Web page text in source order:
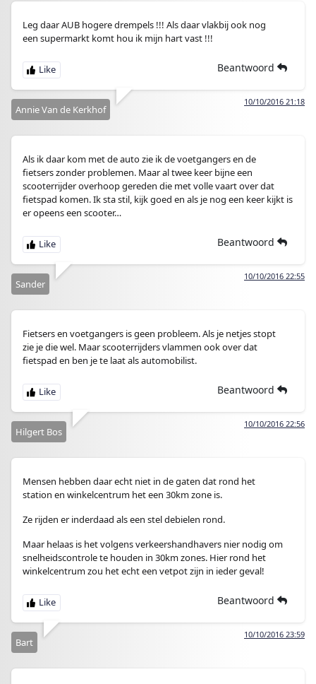
Leg daar AUB hogere drempels !!! Als daar vlakbij ook nog
een supermarkt komt hou ik mijn hart vast !!!
Beantwoord
10/10/2016 21:18
Annie Van de Kerkhof
Als ik daar kom met de auto zie ik de voetgangers en de
fietsers zonder problemen. Maar al twee keer bijne een
scooterrijder overhoop gereden die met volle vaart over dat
fietspad komen. Ik sta stil, kijk goed en als je nog een keer kijkt is
er opeens een scooter…
Beantwoord
10/10/2016 22:55
Sander
Fietsers en voetgangers is geen probleem. Als je netjes stopt
zie je die wel. Maar scooterrijders vlammen ook over dat
fietspad en ben je te laat als automobilist.
Beantwoord
10/10/2016 22:56
Hilgert Bos
Mensen hebben daar echt niet in de gaten dat rond het
station en winkelcentrum het een 30km zone is.
Ze rijden er inderdaad als een stel debielen rond.
Maar helaas is het volgens verkeershandhavers nier nodig om
snelheidscontrole te houden in 30km zones. Hier rond het
winkelcentrum zou het echt een vetpot zijn in ieder geval!
Beantwoord
10/10/2016 23:59
Bart